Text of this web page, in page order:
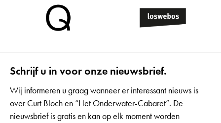
Schrijf u in voor onze nieuwsbrief.
Wij informeren u graag wanneer er interessant nieuws is
over Curt Bloch en “Het Onderwater-Cabaret”. De
nieuwsbrief is gratis en kan op elk moment worden